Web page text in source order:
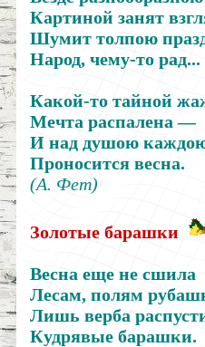
Картиной занят
Шумит толпою
Народ, чему-то рад...
Какой-то тайной
Мечта распалена—
И над душою
Проносится весна.
(А. Фет)
Золотые барашки
Весна еще не сшила
Лесам, полям
Лишь верба
Кудрявые барашки.